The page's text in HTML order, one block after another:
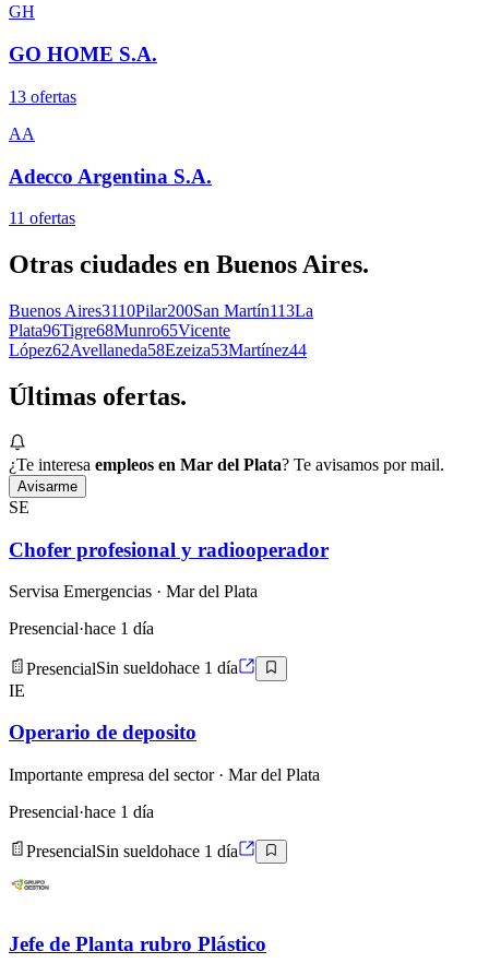
GH
GO HOME S.A.
13 ofertas
AA
Adecco Argentina S.A.
11 ofertas
Otras ciudades en Buenos Aires.
Buenos Aires3110Pilar200San Martín113La
Plata96Tigre68Munro65Vicente
López62Avellaneda58Ezeiza53Martínez44
Últimas ofertas.
¿Te interesa empleos en Mar del Plata? Te avisamos por mail.
Avisarme
SE
Chofer profesional y radiooperador
Servisa Emergencias · Mar del Plata
Presencial·hace 1 día
PresencialSin sueldohace 1 día
IE
Operario de deposito
Importante empresa del sector· Mar del Plata
Presencial·hace 1 día
PresencialSin sueldohace 1 día
Jefe de Planta rubro Plástico